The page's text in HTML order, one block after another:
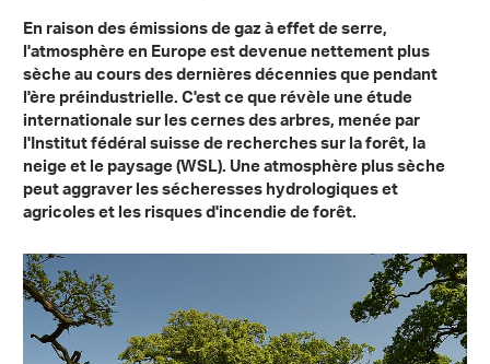
En raison des émissions de gaz à effet de serre,
l'atmosphère en Europe est devenue nettement plus
sèche au cours des dernières décennies que pendant
l'ère préindustrielle. C'est ce que révèle une étude
internationale sur les cernes des arbres, menée par
l'Institut fédéral suisse de recherches sur la forêt, la
neige et le paysage (WSL). Une atmosphère plus sèche
peut aggraver les sécheresses hydrologiques et
agricoles et les risques d'incendie de forêt.